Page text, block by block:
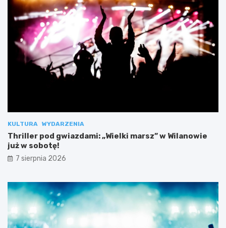
KULTURA WYDARZENIA
Thriller pod gwiazdami: „Wielki marsz” w Wilanowie
już w sobotę!
7 sierpnia 2026